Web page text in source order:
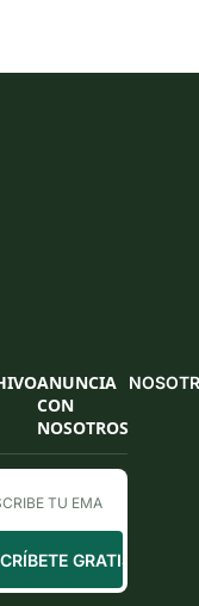
ANUNCIA
CON
NOSOTROS
GRATIS